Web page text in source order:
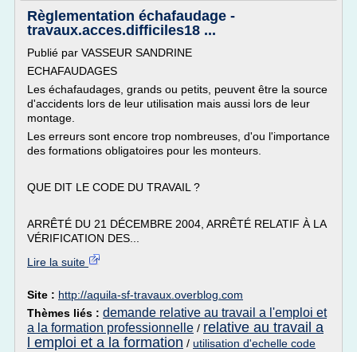
Règlementation échafaudage -
travaux.acces.difficiles18 ...
Publié par VASSEUR SANDRINE
ECHAFAUDAGES
Les échafaudages, grands ou petits, peuvent être la source
d'accidents lors de leur utilisation mais aussi lors de leur
montage.
Les erreurs sont encore trop nombreuses, d'ou l'importance
des formations obligatoires pour les monteurs.
QUE DIT LE CODE DU TRAVAIL ?
ARRÊTÉ DU 21 DÉCEMBRE 2004, ARRÊTÉ RELATIF À LA
VÉRIFICATION DES...
Lire la suite
Site : http://aquila-sf-travaux.overblog.com
Thèmes liés : demande relative au travail a l'emploi et
a la formation professionnelle / relative au travail a
l emploi et a la formation / utilisation d'echelle code